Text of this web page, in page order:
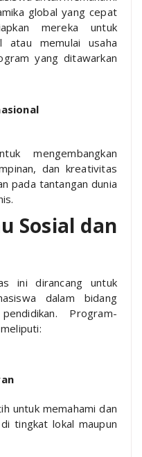
global yang cepat
mereka untuk
atau memulai usaha
yang ditawarkan
mengembangkan
dan kreativitas
pada tantangan dunia
Sosial dan
ini dirancang untuk
dalam bidang
Program-
untuk memahami dan
tingkat lokal maupun